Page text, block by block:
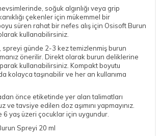
soğuk algınlığı veya grip
çekenler için mükemmel bir
süren rahat bir nefes alış için Osisoft Burun
kullanabilirsiniz.
spreyi günde 2-3 kez temizlenmiş burun
önerilir. Direkt olarak burun deliklerine
kullanabilirsiniz. Kompakt boyutu
kolayca taşınabilir ve her an kullanıma
önce etiketinde yer alan talimatları
ve tavsiye edilen doz aşımını yapmayınız.
6 yaş üzeri çocuklar için uygundur.
Spreyi 20 ml